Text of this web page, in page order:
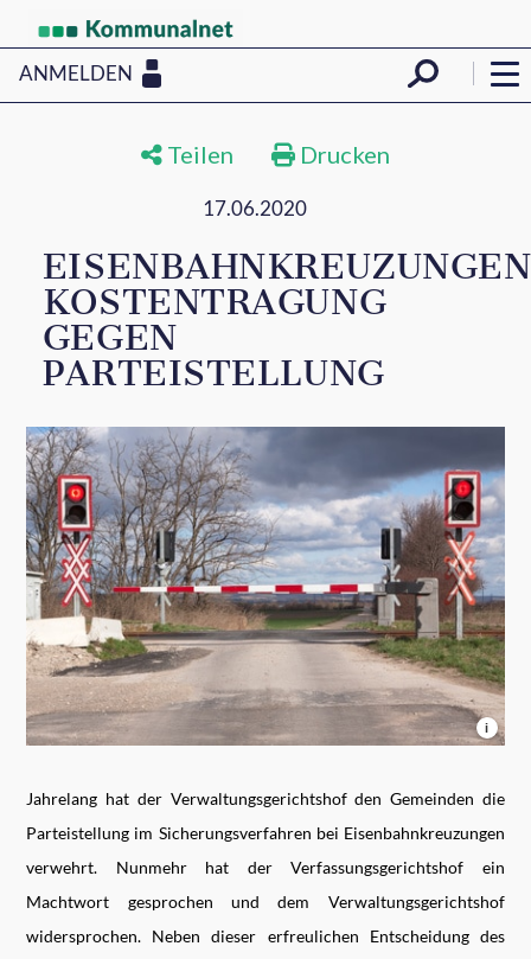
ANMELDEN
Teilen Drucken
17.06.2020
KOSTENTRAGUNG
GEGEN
PARTEISTELLUNG
i
Jahrelang hat der Verwaltungsgerichtshof den Gemeinden die
Parteistellung im Sicherungsverfahren bei Eisenbahnkreuzungen
verwehrt. Nunmehr hat der Verfassungsgerichtshof ein
Machtwort gesprochen und dem Verwaltungsgerichtshof
widersprochen. Neben dieser erfreulichen Entscheidung des